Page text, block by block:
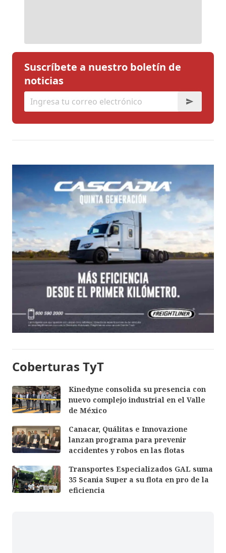
Suscríbete a nuestro boletín de
noticias
Coberturas TyT
Kinedyne consolida su presencia con
nuevo complejo industrial en el Valle
de México
Canacar, Quálitas e Innovazione
lanzan programa para prevenir
accidentes y robos en las flotas
Transportes Especializados GAL suma
35 Scania Super a su flota en pro de la
eficiencia